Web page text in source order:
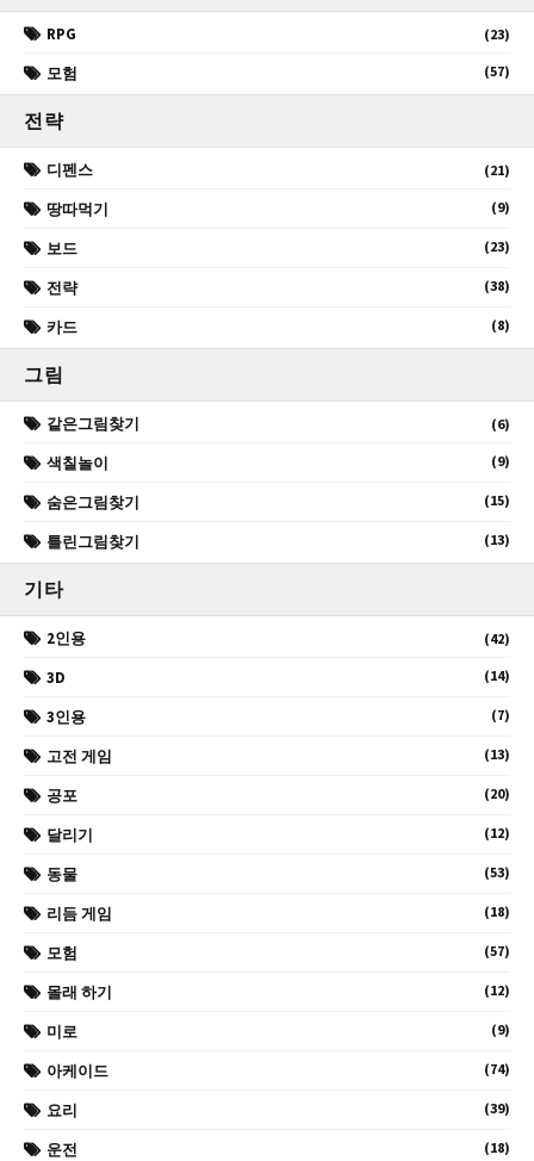
RPG (23)
모험 (57)
전략
디펜스 (21)
땅따먹기 (9)
보드 (23)
전략 (38)
카드 (8)
그림
같은그림찾기 (6)
색칠놀이 (9)
숨은그림찾기 (15)
틀린그림찾기 (13)
기타
2인용 (42)
3D (14)
3인용 (7)
고전 게임 (13)
공포 (20)
달리기 (12)
동물 (53)
리듬 게임 (18)
모험 (57)
몰래 하기 (12)
미로 (9)
아케이드 (74)
요리 (39)
운전 (18)